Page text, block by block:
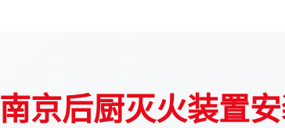
南京后厨灭火装置